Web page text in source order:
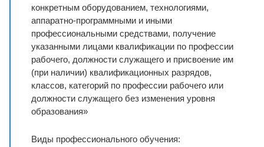
конкретным оборудованием, технологиями,
аппаратно-программными и иными
профессиональными средствами, получение
указанными лицами квалификации по профессии
рабочего, должности служащего и присвоение им
(при наличии) квалификационных разрядов,
классов, категорий по профессии рабочего или
должности служащего без изменения уровня
образования»
Виды профессионального обучения: